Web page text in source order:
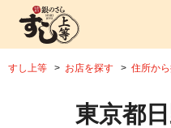
すし上等 お店を探す 住所か
東京都